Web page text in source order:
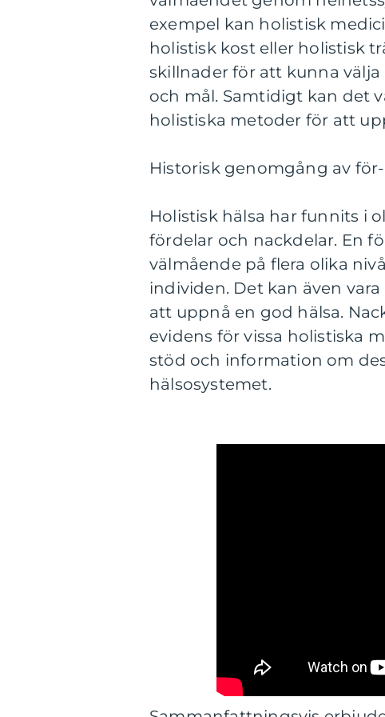
exempel kan holistisk
holistisk kost eller holistisk
skillnader för att kunna
och mål. Samtidigt kan det
holistiska metoder för att
Historisk genomgång av
Holistisk hälsa har funnits i
fördelar och nackdelar. En
välmående på flera olika
individen. Det kan även
att uppnå en god hälsa.
evidens för vissa holistiska
stöd och information om
hälsosystemet.